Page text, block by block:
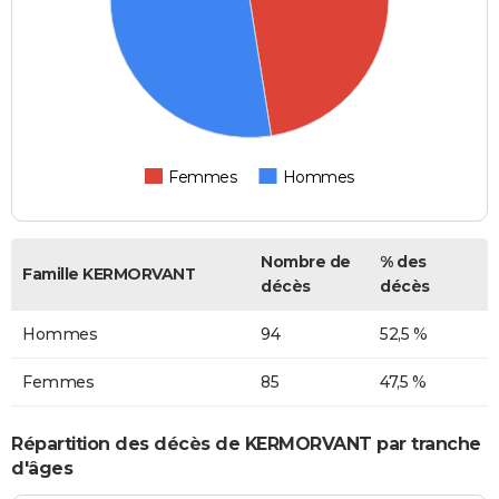
Femmes Hommes
Famille KERMORVANT
Nombre de
décès
% des
décès
Hommes 94 52,5 %
Femmes 85 47,5 %
Répartition des décès de KERMORVANT par tranche
d'âges